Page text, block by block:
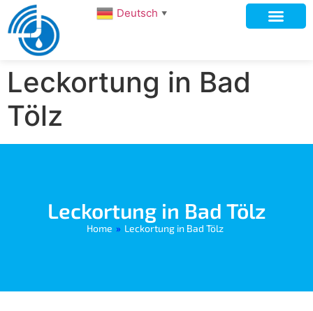
Deutsch ▼
Leckortung in Bad
Tölz
Leckortung in Bad Tölz
Home » Leckortung in Bad Tölz